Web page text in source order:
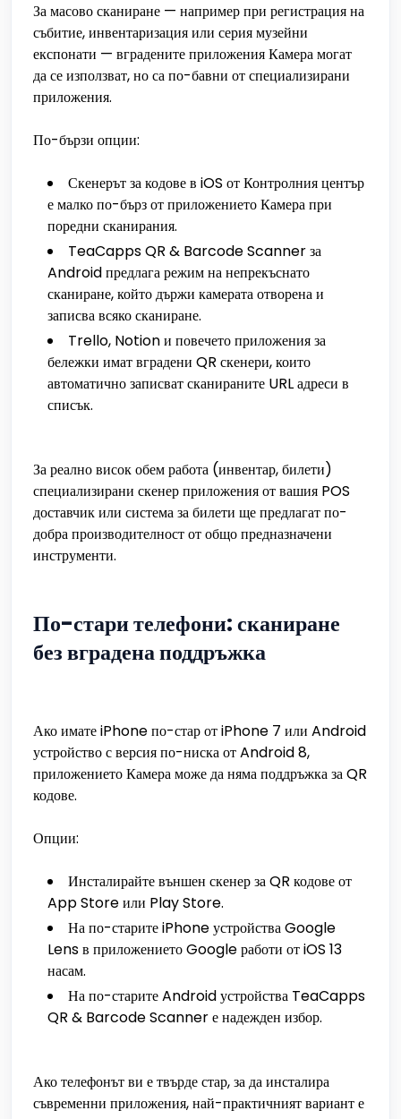
За масово сканиране — например при регистрация на
събитие, инвентаризация или серия музейни
експонати — вградените приложения Камера могат
да се използват, но са по-бавни от специализирани
приложения.
По-бързи опции:
Скенерът за кодове в iOS от Контролния център
е малко по-бърз от приложението Камера при
поредни сканирания.
TeaCapps QR & Barcode Scanner за
Android предлага режим на непрекъснато
сканиране, който държи камерата отворена и
записва всяко сканиране.
Trello, Notion и повечето приложения за
бележки имат вградени QR скенери, които
автоматично записват сканираните URL адреси в
списък.
За реално висок обем работа (инвентар, билети)
специализирани скенер приложения от вашия POS
доставчик или система за билети ще предлагат по-
добра производителност от общо предназначени
инструменти.
По-стари телефони: сканиране
без вградена поддръжка
Ако имате iPhone по-стар от iPhone 7 или Android
устройство с версия по-ниска от Android 8,
приложението Камера може да няма поддръжка за QR
кодове.
Опции:
Инсталирайте външен скенер за QR кодове от
App Store или Play Store.
На по-старите iPhone устройства Google
Lens в приложението Google работи от iOS 13
насам.
На по-старите Android устройства TeaCapps
QR & Barcode Scanner е надежден избор.
Ако телефонът ви е твърде стар, за да инсталира
съвременни приложения, най-практичният вариант е